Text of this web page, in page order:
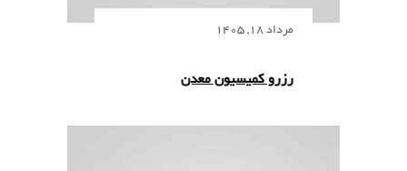
مرداد 18, 1405
رزرو کمیسیون معدن